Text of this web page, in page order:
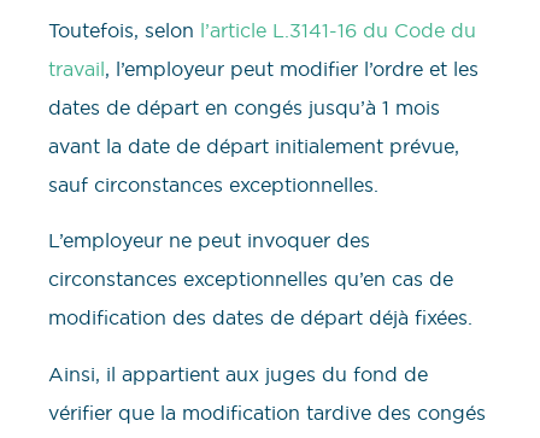
Toutefois, selon l’article L.3141-16 du Code du
travail, l’employeur peut modifier l’ordre et les
dates de départ en congés jusqu’à 1 mois
avant la date de départ initialement prévue,
sauf circonstances exceptionnelles.
L’employeur ne peut invoquer des
circonstances exceptionnelles qu’en cas de
modification des dates de départ déjà fixées.
Ainsi, il appartient aux juges du fond de
vérifier que la modification tardive des congés